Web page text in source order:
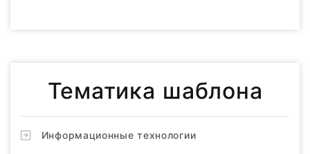
Тематика шаблона
Информационные технологии